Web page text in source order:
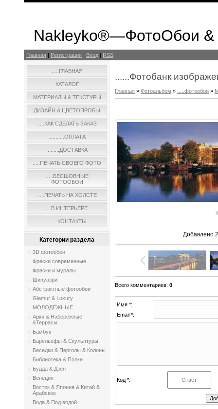
Nakleyko®—ФотоОбои &
Главная | Регистрация | Вход | RSS
.....ГЛАВНАЯ
КАТАЛОГ
МАТЕРИАЛЫ & ТЕКСТУРЫ
ДИЗАЙН & ЦВЕТОПРОБЫ
.....КАК СДЕЛАТЬ ЗАКАЗ
...........ОПЛАТА
.........ДОСТАВКА
.....ПЕЧАТЬ СВОЕГО ФОТО
.....БЕСШОВНЫЕ
ФОТООБОИ
.....ПЕЧАТЬ НА ХОЛСТЕ
...В ИНТЕРЬЕРЕ
.......КОНТАКТЫ
Категории раздела
3D фотообои
Фрески современные
Фрески и муралы
Шинуазри
Абстрактные фотообои
Glamur & Luxury
МОЛОДЕЖНЫЕ
Арки & Набережные
&Террасы
Бамбук
Барельефы & Скульптуры
Беседки & Перголы & Колоны
Библиотека & Полки
Будда & Дзен
Венеция
Восток & Япония & Китай &
Арабское
Вода & Под водой
......Фотобанк
Главная » Фотоальбом » .....фотообои »
В
Добавлено
Всего комментариев: 0
Имя *:
Email *:
Код *: